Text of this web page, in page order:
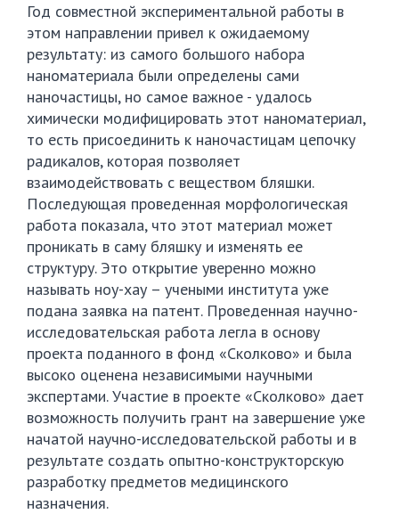
Год совместной экспериментальной работы в
этом направлении привел к ожидаемому
результату: из самого большого набора
наноматериала были определены сами
наночастицы, но самое важное - удалось
химически модифицировать этот наноматериал,
то есть присоединить к наночастицам цепочку
радикалов, которая позволяет
взаимодействовать с веществом бляшки.
Последующая проведенная морфологическая
работа показала, что этот материал может
проникать в саму бляшку и изменять ее
структуру. Это открытие уверенно можно
называть ноу-хау – учеными института уже
подана заявка на патент. Проведенная научно-
исследовательская работа легла в основу
проекта поданного в фонд «Сколково» и была
высоко оценена независимыми научными
экспертами. Участие в проекте «Сколково» дает
возможность получить грант на завершение уже
начатой научно-исследовательской работы и в
результате создать опытно-конструкторскую
разработку предметов медицинского
назначения.